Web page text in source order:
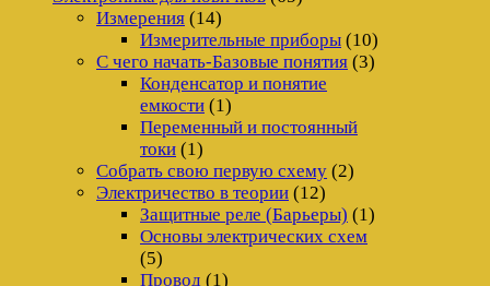
Измерения (14)
Измерительные приборы (10)
С чего начать-Базовые понятия (3)
Конденсатор и понятие
емкости (1)
Переменный и постоянный
токи (1)
Собрать свою первую схему (2)
Электричество в теории (12)
Защитные реле (Барьеры) (1)
Основы электрических схем
(5)
Провод (1)